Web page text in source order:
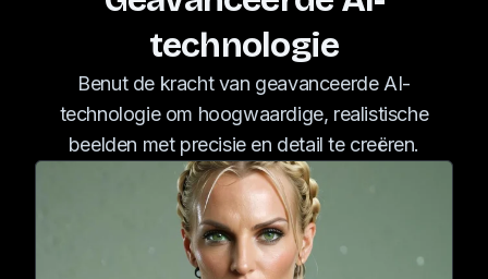
technologie
Benut de kracht van geavanceerde AI-
technologie om hoogwaardige, realistische
beelden met precisie en detail te creëren.